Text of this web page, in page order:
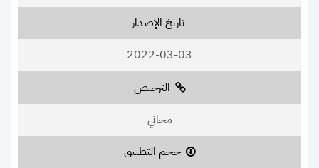
تاريخ الإصدار
2022-03-03
الترخيص
مجاني
حجم التطبيق